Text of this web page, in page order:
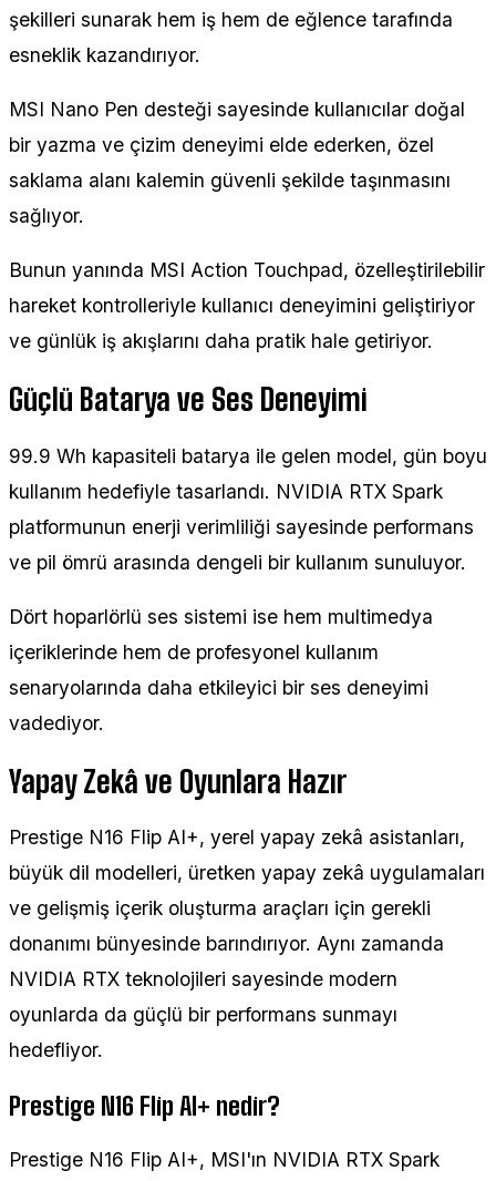
şekilleri sunarak hem iş hem de eğlence tarafında
esneklik kazandırıyor.
MSI Nano Pen desteği sayesinde kullanıcılar doğal
bir yazma ve çizim deneyimi elde ederken, özel
saklama alanı kalemin güvenli şekilde taşınmasını
sağlıyor.
Bunun yanında MSI Action Touchpad, özelleştirilebilir
hareket kontrolleriyle kullanıcı deneyimini geliştiriyor
ve günlük iş akışlarını daha pratik hale getiriyor.
Güçlü Batarya ve Ses Deneyimi
99.9 Wh kapasiteli batarya ile gelen model, gün boyu
kullanım hedefiyle tasarlandı. NVIDIA RTX Spark
platformunun enerji verimliliği sayesinde performans
ve pil ömrü arasında dengeli bir kullanım sunuluyor.
Dört hoparlörlü ses sistemi ise hem multimedya
içeriklerinde hem de profesyonel kullanım
senaryolarında daha etkileyici bir ses deneyimi
vadediyor.
Yapay Zekâ ve Oyunlara Hazır
Prestige N16 Flip AI+, yerel yapay zekâ asistanları,
büyük dil modelleri, üretken yapay zekâ uygulamaları
ve gelişmiş içerik oluşturma araçları için gerekli
donanımı bünyesinde barındırıyor. Aynı zamanda
NVIDIA RTX teknolojileri sayesinde modern
oyunlarda da güçlü bir performans sunmayı
hedefliyor.
Prestige N16 Flip AI+ nedir?
Prestige N16 Flip AI+, MSI'ın NVIDIA RTX Spark